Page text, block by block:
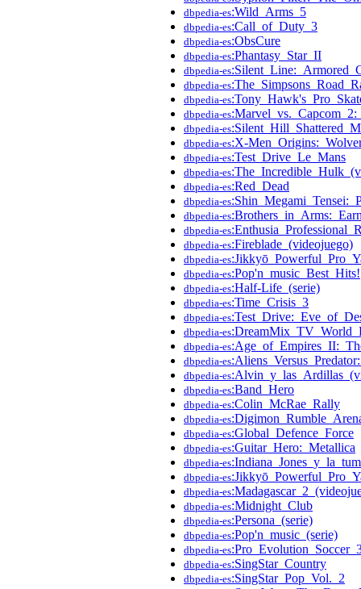
dbpedia-es:Wild_Arms_5
dbpedia-es:Call_of_Duty_3
dbpedia-es:ObsCure
dbpedia-es:Phantasy_Star_II
dbpedia-es
dbpedia-es
dbpedia-es
dbpedia-es
dbpedia-es
dbpedia-es:X-
dbpedia-es:Test_Drive_Le_Mans
dbpedia-es
dbpedia-es:Red_Dead
dbpedia-es
dbpedia-es
dbpedia-es
dbpedia-es:Fireblade_(videojuego)
dbpedia-es
dbpedia-es:Pop'n_music_Best_Hits!
dbpedia-es:Half-Life_(serie)
dbpedia-es:Time_Crisis_3
dbpedia-es
dbpedia-es
dbpedia-es
dbpedia-es
dbpedia-es
dbpedia-es:Band_Hero
dbpedia-es:Colin_McRae_Rally
dbpedia-es
dbpedia-es:Global_Defence_Force
dbpedia-es:Guitar_Hero:_Metallica
dbpedia-es
dbpedia-es
dbpedia-es
dbpedia-es:Midnight_Club
dbpedia-es:Persona_(serie)
dbpedia-es:Pop'n_music_(serie)
dbpedia-es
dbpedia-es:SingStar_Country
dbpedia-es:SingStar_Pop_Vol._2